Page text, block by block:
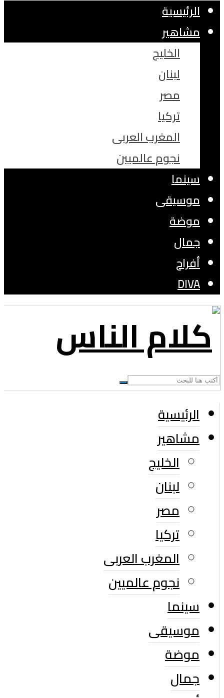
الرئيسية
مشاهير
الخليج
لبنان
مصر
تركيا
المغرب العربى
نجوم عالميين
سينما
موسيقى
موضة
جمال
أفراح
DIVA
الرئيسية
مشاهير
الخليج
لبنان
مصر
تركيا
المغرب العربى
نجوم عالميين
سينما
موسيقى
موضة
جمال